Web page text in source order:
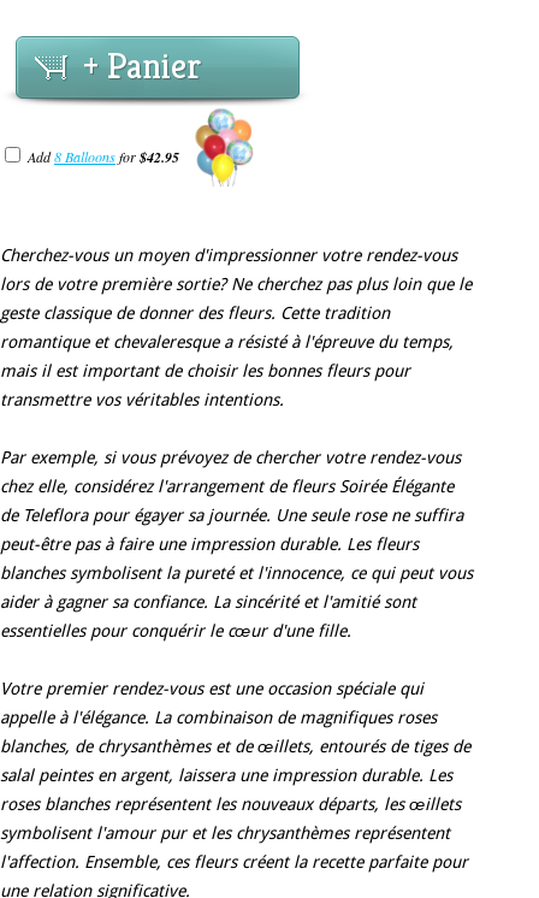
+ Panier
Add8 Balloonsfor$42.95
Cherchez-vous un moyen d'impressionner votre rendez-vous
lors de votre première sortie? Ne cherchez pas plus loin que le
geste classique de donner des fleurs. Cette tradition
romantique et chevaleresque a résisté à l'épreuve du temps,
mais il est important de choisir les bonnes fleurs pour
transmettre vos véritables intentions.
Par exemple, si vous prévoyez de chercher votre rendez-vous
chez elle, considérez l'arrangement de fleurs Soirée Élégante
de Teleflora pour égayer sa journée. Une seule rose ne suffira
peut-être pas à faire une impression durable. Les fleurs
blanches symbolisent la pureté et l'innocence, ce qui peut vous
aider à gagner sa confiance. La sincérité et l'amitié sont
essentielles pour conquérir le cœur d'une fille.
Votre premier rendez-vous est une occasion spéciale qui
appelle à l'élégance. La combinaison de magnifiques roses
blanches, de chrysanthèmes et de œillets, entourés de tiges de
salal peintes en argent, laissera une impression durable. Les
roses blanches représentent les nouveaux départs, les œillets
symbolisent l'amour pur et les chrysanthèmes représentent
l'affection. Ensemble, ces fleurs créent la recette parfaite pour
une relation significative.